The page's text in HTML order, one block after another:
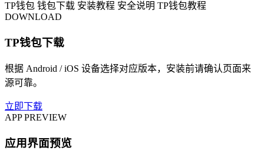
TP钱包 钱包下载 安装教程 安全说明 TP钱包教程
DOWNLOAD
TP钱包下载
根据 Android / iOS 设备选择对应版本，安装前请确认页面来
源可靠。
立即下载
APP PREVIEW
应用界面预览